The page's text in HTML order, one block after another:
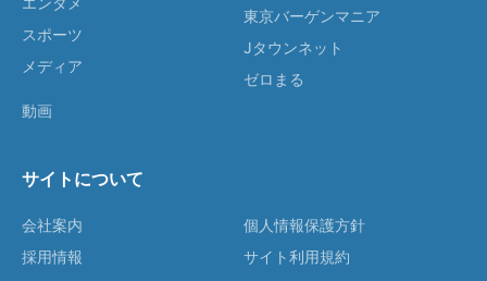
スポーツ
メディア
動画
東京バーゲンマニア
Jタウンネット
ゼロまる
サイトについて
会社案内
採用情報
個人情報保護方針
サイト利用規約